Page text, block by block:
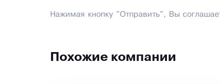
Нажимая кнопку "Отправить", Вы
Похожие компании